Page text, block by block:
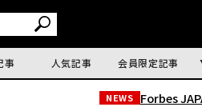
事 人気記事 会員限定記事
NEWS Forbes